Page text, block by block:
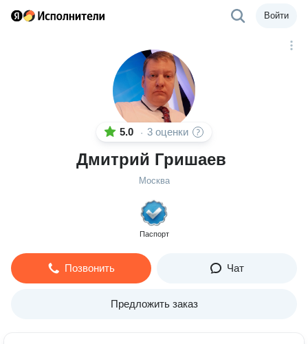
Войти
5.0 · 3 оценки
Дмитрий Гришаев
Москва
Паспорт
Позвонить Чат
Предложить заказ